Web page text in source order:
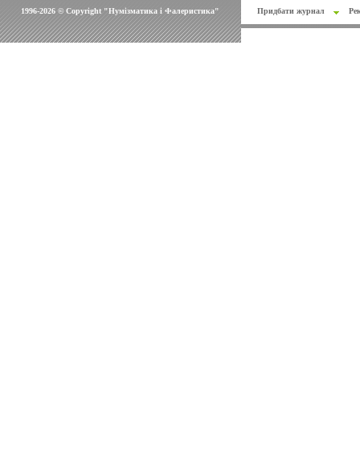
1996-2026 © Copyright "Нумізматика і Фалеристика" Придбати журнал